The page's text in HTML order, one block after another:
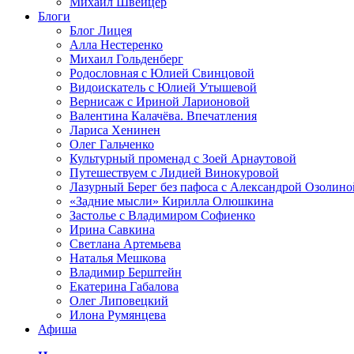
Блоги
Блог Лицея
Алла Нестеренко
Михаил Гольденберг
Родословная с Юлией Свинцовой
Видоискатель с Юлией Утышевой
Вернисаж с Ириной Ларионовой
Валентина Калачёва. Впечатления
Лариса Хенинен
Олег Гальченко
Культурный променад с Зоей Арнаутовой
Путешествуем с Лидией Винокуровой
Лазурный Берег без пафоса с Александрой
«Задние мысли» Кирилла Олюшкина
Застолье с Владимиром Софиенко
Ирина Савкина
Светлана Артемьева
Наталья Мешкова
Владимир Берштейн
Екатерина Габалова
Олег Липовецкий
Илона Румянцева
Афиша